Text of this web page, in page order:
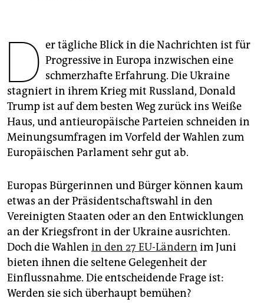
genossenschaft
epaper login
D er tägliche Blick in die Nachrichten ist für
Progressive in Europa inzwischen eine
schmerzhafte Erfahrung. Die Ukraine
stagniert in ihrem Krieg mit Russland, Donald
Trump ist auf dem besten Weg zurück ins Weiße
Haus, und antieuropäische Parteien schneiden in
Meinungsumfragen im Vorfeld der Wahlen zum
Europäischen Parlament sehr gut ab.
Europas Bürgerinnen und Bürger können kaum
etwas an der Präsidentschaftswahl in den
Vereinigten Staaten oder an den Entwicklungen
an der Kriegsfront in der Ukraine ausrichten.
Doch die Wahlen in den 27 EU-Ländern im Juni
bieten ihnen die seltene Gelegenheit der
Einflussnahme. Die entscheidende Frage ist:
Werden sie sich überhaupt bemühen?